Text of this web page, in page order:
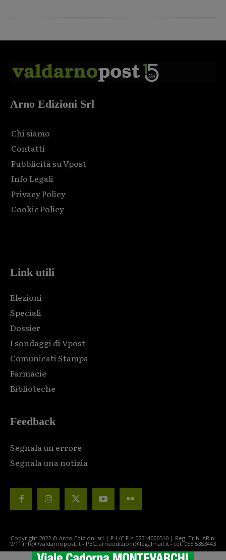
Arno Edizioni Srl
Chi siamo
Contatti
Pubblicità su Vpost
Info Legali
Privacy Policy
Cookie Policy
Link utili
Elezioni
Speciali
Dossier
I sondaggi di Vpost
Comunicati Stampa
Farmacie
Biblioteche
Feedback
Segnala un errore
Segnala una notizia
Copyright 2022 © Arno Edizioni srl | P.I./C.F n.02314000510 | Reg. Trib. AR n.
9/11 info@valdarnopost.it - PEC: arnoedizioni@legalmail.it - tel. 055.5353443